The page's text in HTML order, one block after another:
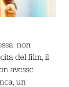
non
del film, il
avesse
un